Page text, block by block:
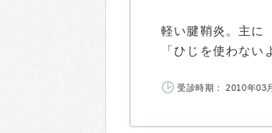
軽い腱鞘炎。主に
「ひじを使わな
受診時期： 2010年03